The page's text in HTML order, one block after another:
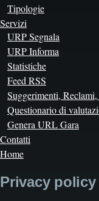
Tipologie
Servizi
URP Segnala
URP Informa
Statistiche
Feed RSS
Suggerimenti,
Questionario di
Genera URL Gara
Contatti
Home
Privacy